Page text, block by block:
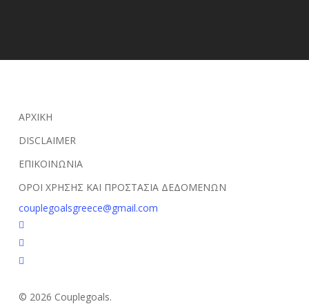
ΑΡΧΙΚΗ
DISCLAIMER
ΕΠΙΚΟΙΝΩΝΙΑ
ΟΡΟΙ ΧΡΗΣΗΣ ΚΑΙ ΠΡΟΣΤΑΣΙΑ ΔΕΔΟΜΕΝΩΝ
couplegoalsgreece@gmail.com
facebook
youtube
instagram
© 2026 Couplegoals.